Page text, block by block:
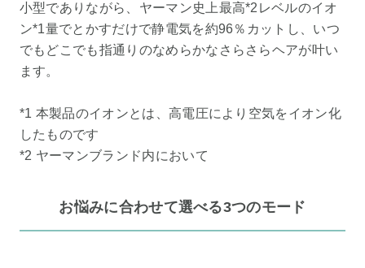
小型でありながら、ヤーマン史上最高*2レベルのイオ
ン*1量でとかすだけで静電気を約96％カットし、いつ
でもどこでも指通りのなめらかなさらさらヘアが叶い
ます。
*1 本製品のイオンとは、高電圧により空気をイオン化
したものです
*2 ヤーマンブランド内において
お悩みに合わせて選べる3つのモード